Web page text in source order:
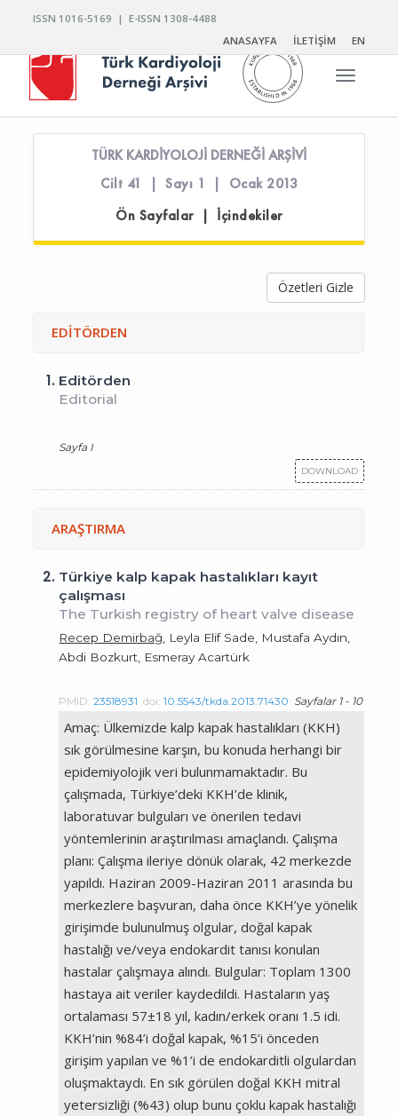
ISSN 1016-5169 | E-ISSN 1308-4488
ANASAYFA
İLETİŞİM EN
Toggle
TÜRK KARDİYOLOJİ DERNEĞİ ARŞİVİ
Cilt 41 | Sayı 1 | Ocak 2013
Ön Sayfalar | İçindekiler
Özetleri Gizle
EDİTÖRDEN
1. Editörden
Editorial
Sayfa I
DOWNLOAD
ARAŞTIRMA
2. Türkiye kalp kapak hastalıkları kayıt
çalışması
The Turkish registry of heart valve disease
Recep Demirbağ , Leyla Elif Sade, Mustafa Aydın,
Abdi Bozkurt, Esmeray Acartürk
PMID:23518931 doi:10.5543/tkda.2013.71430 Sayfalar 1 - 10
Amaç: Ülkemizde kalp kapak hastalıkları (KKH)
sık görülmesine karşın, bu konuda herhangi bir
epidemiyolojik veri bulunmamaktadır. Bu
çalışmada, Türkiye’deki KKH’de klinik,
laboratuvar bulguları ve önerilen tedavi
yöntemlerinin araştırılması amaçlandı. Çalışma
planı: Çalışma ileriye dönük olarak, 42 merkezde
yapıldı. Haziran 2009-Haziran 2011 arasında bu
merkezlere başvuran, daha önce KKH’ye yönelik
girişimde bulunulmuş olgular, doğal kapak
hastalığı ve/veya endokardit tanısı konulan
hastalar çalışmaya alındı. Bulgular: Toplam 1300
hastaya ait veriler kaydedildi. Hastaların yaş
ortalaması 57±18 yıl, kadın/erkek oranı 1.5 idi.
KKH’nin %84’i doğal kapak, %15’i önceden
girişim yapılan ve %1’i de endokarditli olgulardan
oluşmaktaydı. En sık görülen doğal KKH mitral
yetersizliği (%43) olup bunu çoklu kapak hastalığı